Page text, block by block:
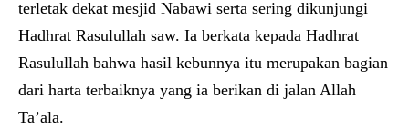
terletak dekat mesjid Nabawi serta sering dikunjungi
Hadhrat Rasulullah saw. Ia berkata kepada Hadhrat
Rasulullah bahwa hasil kebunnya itu merupakan bagian
dari harta terbaiknya yang ia berikan di jalan Allah
Ta’ala.